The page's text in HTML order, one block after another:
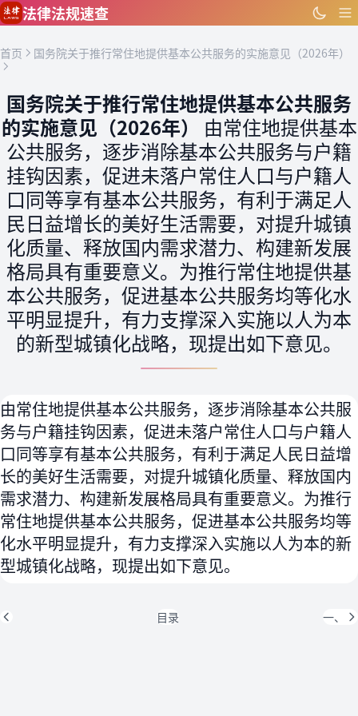
跳到主要内容
法律法规速查
首页 国务院关于推行常住地提供基本公共服务的实施意见（2026年）
国务院关于推行常住地提供基本公共服务
的实施意见（2026年） 由常住地提供基本
公共服务，逐步消除基本公共服务与户籍
挂钩因素，促进未落户常住人口与户籍人
口同等享有基本公共服务，有利于满足人
民日益增长的美好生活需要，对提升城镇
化质量、释放国内需求潜力、构建新发展
格局具有重要意义。为推行常住地提供基
本公共服务，促进基本公共服务均等化水
平明显提升，有力支撑深入实施以人为本
的新型城镇化战略，现提出如下意见。
由常住地提供基本公共服务，逐步消除基本公共服
务与户籍挂钩因素，促进未落户常住人口与户籍人
口同等享有基本公共服务，有利于满足人民日益增
长的美好生活需要，对提升城镇化质量、释放国内
需求潜力、构建新发展格局具有重要意义。为推行
常住地提供基本公共服务，促进基本公共服务均等
化水平明显提升，有力支撑深入实施以人为本的新
型城镇化战略，现提出如下意见。
目录 一、